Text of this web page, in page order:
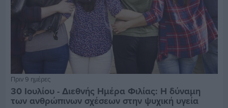
Πριν 9 ημέρες
30 Ιουλίου - Διεθνής Ημέρα Φιλίας: Η δύναμη
των ανθρώπινων σχέσεων στην ψυχική υγεία